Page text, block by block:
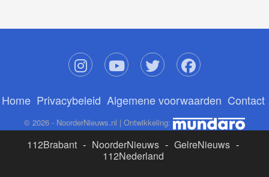
Home Privacybeleid Algemene voorwaarden Contact
© 2026 - NoorderNieuws.nl | Ontwikkeling:
112Brabant - NoorderNieuws - GelreNieuws -
112Nederland